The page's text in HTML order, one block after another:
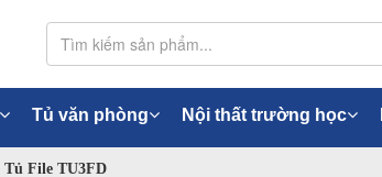
Tủ văn phòng Nội thất trường học
Tủ File TU3FD